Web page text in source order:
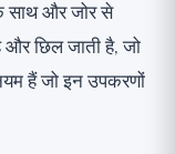
साथ और जोर से
और छिल जाती है, जो
हैं जो इन उपकरणों